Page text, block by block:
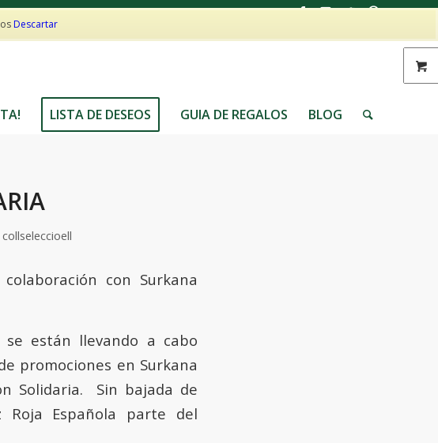
LISTA DE DESEOS GUIA DE REGALOS BLOG
collseleccioell
con Surkana
están llevando a cabo
promociones en Surkana
Solidaria. Sin bajada de
Española parte del
Descartar